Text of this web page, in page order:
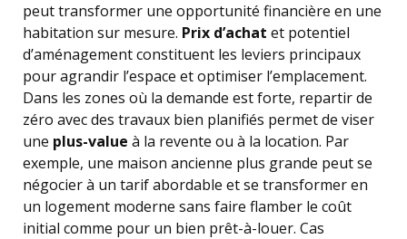
peut transformer une opportunité financière en une
habitation sur mesure. Prix d’achat et potentiel
d’aménagement constituent les leviers principaux
pour agrandir l’espace et optimiser l’emplacement.
Dans les zones où la demande est forte, repartir de
zéro avec des travaux bien planifiés permet de viser
une plus-value à la revente ou à la location. Par
exemple, une maison ancienne plus grande peut se
négocier à un tarif abordable et se transformer en
un logement moderne sans faire flamber le coût
initial comme pour un bien prêt-à-louer. Cas